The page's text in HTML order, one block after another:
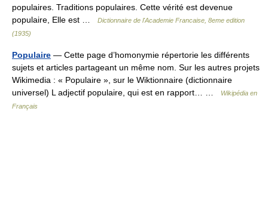
populaires. Traditions populaires. Cette vérité est devenue
populaire, Elle est …
Dictionnaire de l'Academie Francaise, 8eme edition
(1935)
Populaire — Cette page d’homonymie répertorie les différents
sujets et articles partageant un même nom. Sur les autres projets
Wikimedia : « Populaire », sur le Wiktionnaire (dictionnaire
universel) L adjectif populaire, qui est en rapport… …
Wikipédia en
Français